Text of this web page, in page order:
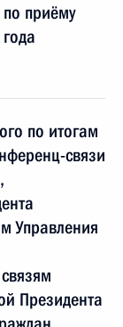
приёму
по итогам
связи
Управления
Президента